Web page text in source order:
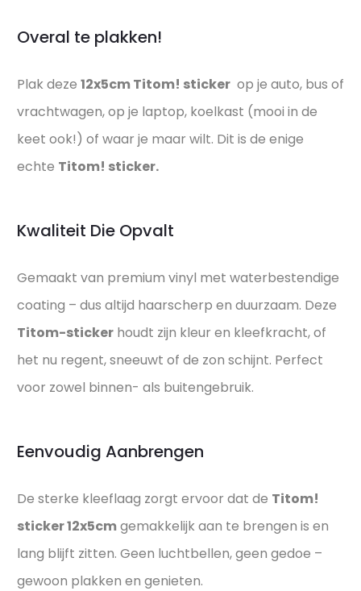
Overal te plakken!
Plak deze 12x5cm Titom! sticker op je auto, bus of
vrachtwagen, op je laptop, koelkast (mooi in de
keet ook!) of waar je maar wilt. Dit is de enige
echte Titom! sticker.
Kwaliteit Die Opvalt
Gemaakt van premium vinyl met waterbestendige
coating – dus altijd haarscherp en duurzaam. Deze
Titom-sticker houdt zijn kleur en kleefkracht, of
het nu regent, sneeuwt of de zon schijnt. Perfect
voor zowel binnen- als buitengebruik.
Eenvoudig Aanbrengen
De sterke kleeflaag zorgt ervoor dat de Titom!
sticker 12x5cmgemakkelijk aan te brengen is en
lang blijft zitten. Geen luchtbellen, geen gedoe –
gewoon plakken en genieten.